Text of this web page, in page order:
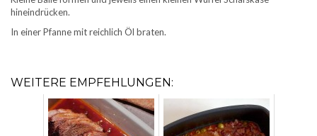
hineindrücken.
In einer Pfanne mit reichlich Öl braten.
WEITERE EMPFEHLUNGEN: